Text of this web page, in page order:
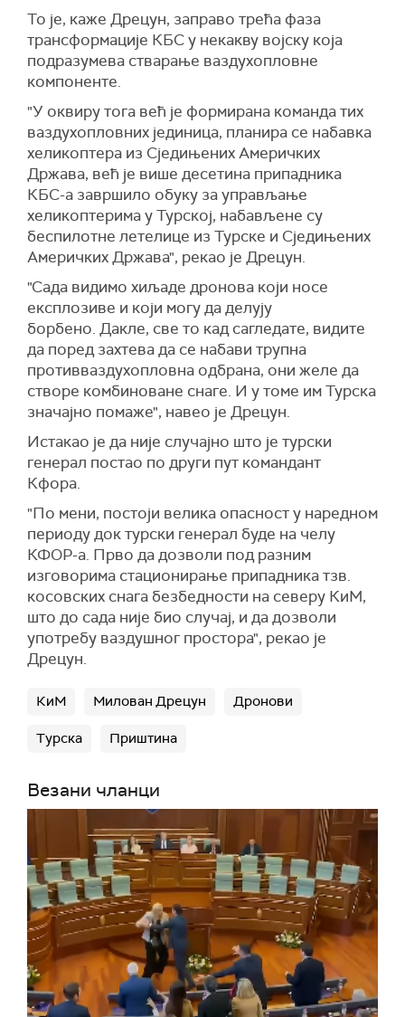
То је, каже Дрецун, заправо трећа фаза
трансформације КБС у некакву војску која
подразумева стварање ваздухопловне
компоненте.
"У оквиру тога већ је формирана команда тих
ваздухопловних јединица, планира се набавка
хеликоптера из Сједињених Америчких
Држава, већ је више десетина припадника
КБС-а завршило обуку за управљање
хеликоптерима у Турској, набављене су
беспилотне летелице из Турске и Сједињених
Америчких Држава", рекао је Дрецун.
"Сада видимо хиљаде дронова који носе
експлозиве и који могу да делују
борбено. Дакле, све то кад сагледате, видите
да поред захтева да се набави трупна
противваздухопловна одбрана, они желе да
створе комбиноване снаге. И у томе им Турска
значајно помаже", навео је Дрецун.
Истакао је да није случајно што је турски
генерал постао по други пут командант
Кфора.
"По мени, постоји велика опасност у наредном
периоду док турски генерал буде на челу
КФОР-а. Прво да дозволи под разним
изговорима стационирање припадника тзв.
косовских снага безбедности на северу КиМ,
што до сада није био случај, и да дозволи
употребу ваздушног простора", рекао је
Дрецун.
КиМ Милован Дрецун Дронови
Турска Приштина
Везани чланци